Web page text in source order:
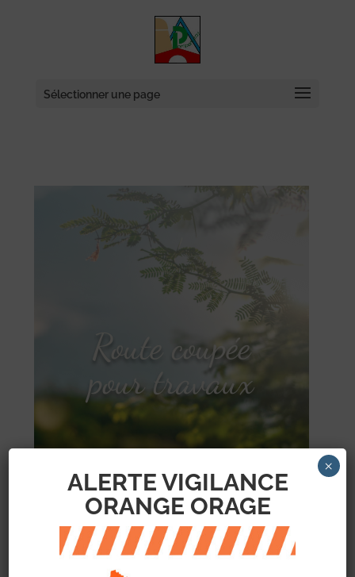
Sélectionner une page
Route coupée
pour travaux
ALERTE VIGILANCE
ORANGE ORAGE
×